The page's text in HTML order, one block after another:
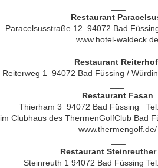
Restaurant
Paracelsusstraße 12 94072 Bad
www.hotel-
Restaurant
Reiterweg 1 94072 Bad Füssing /
Restaurant Fasan
Thierham 3 94072 Bad Füssing
im Clubhaus des ThermenGolfClub Bad
www.thermengolf.de/
Restaurant Steinreuther
Steinreuth 1 94072 Bad Füssing